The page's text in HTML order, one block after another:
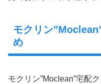
モクリン
め
モクリン”Moclean”宅配